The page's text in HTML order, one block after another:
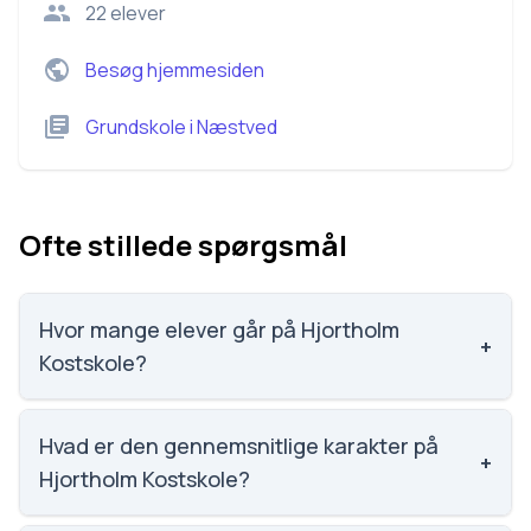
22elever
Besøg hjemmesiden
GrundskoleiNæstved
Ofte stillede spørgsmål
Hvor mange elever går på Hjortholm
Kostskole?
+
Hjortholm Kostskole har 22 elever, hvilket gør den til
nummer 2431 ud af 3143 skoler.
Hvad er den gennemsnitlige karakter på
Hjortholm Kostskole?
+